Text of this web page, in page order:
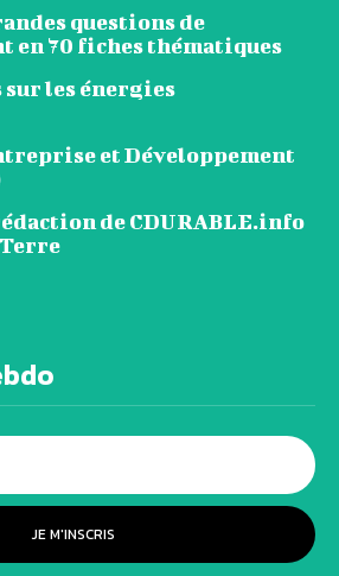
questions de
en 70 fiches thématiques
sur les énergies
et Développement
de CDURABLE.info
Terre
JE M'INSCRIS